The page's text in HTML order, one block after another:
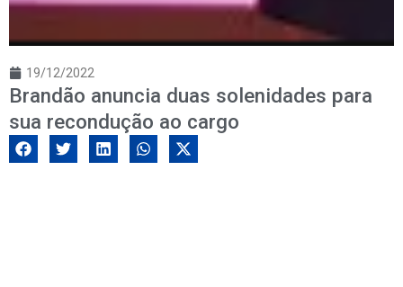
19/12/2022
Brandão anuncia duas solenidades para
sua recondução ao cargo